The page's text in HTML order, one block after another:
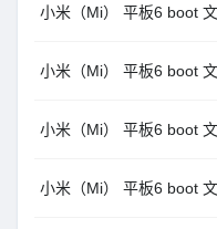
小米（Mi） 平板6 boot
小米（Mi） 平板6 boot
小米（Mi） 平板6 boot
小米（Mi） 平板6 boot